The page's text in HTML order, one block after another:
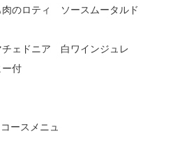
肉のロティ ソースムータルド
チェドニア 白ワインジュレ
付
ースメニュ